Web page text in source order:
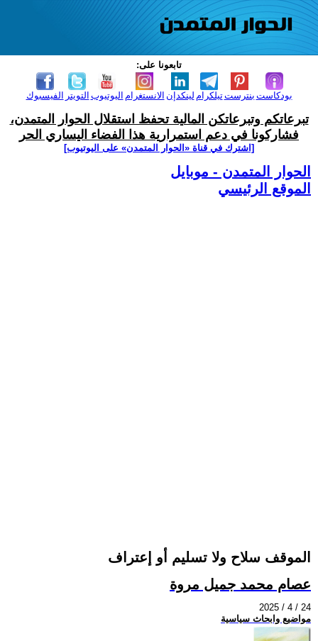
تابعونا على:
الفيسبوك التويتر اليوتيوب الانستغرام لينكدإن تيلكرامبنترست بودكاست
تبرعاتكم وتبرعاتكن المالية تحفظ استقلال الحوار المتمدن،
فشاركونا في دعم استمرارية هذا الفضاء اليساري الحر
[اشترك في قناة ‫«الحوار المتمدن» على اليوتيوب]
الحوار المتمدن - موبايل
الموقع الرئيسي
الموقف سلاح ولا تسليم أو إعتراف
عصام محمد جميل مروة
2025 / 4 / 24
مواضيع وابحاث سياسية